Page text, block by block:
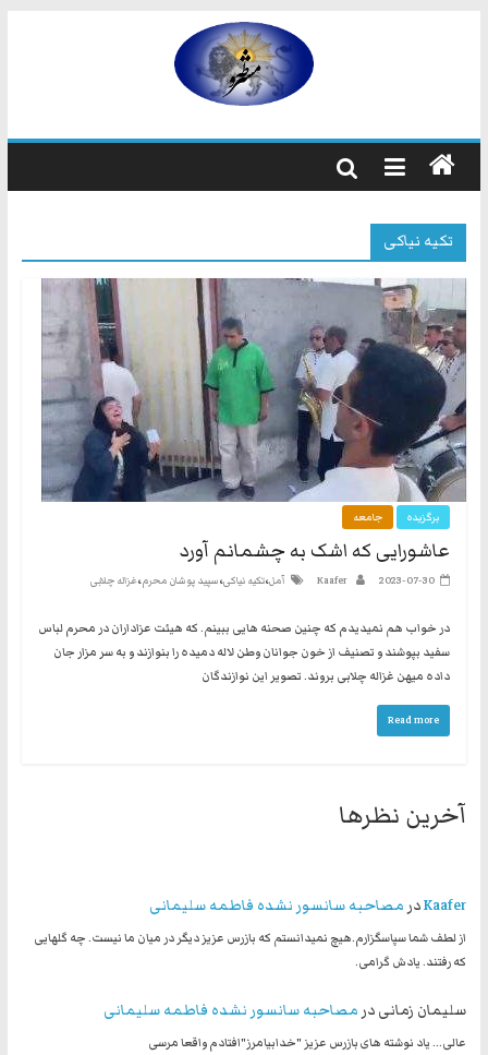
مشروطه
مشروطه
حزب
راه
شیوه
ایرانیانی
است
هم
به
استبداد
نه
و
هم
حکومت
مشروعه
تکیه نیاکی
برگزیده جامعه
عاشورایی که اشک به چشمانم آورد
2023-07-30
Kaafer آمل،تکیه نیاکی،سپید پوشان محرم،غزاله چلابی
در خواب هم نمیدیدم که چنین صحنه هایی ببینم. که هیئت عزاداران در محرم لباس
سفید بپوشند و تصنیف از خون جوانان وطن لاله دمیده را بنوازند و به سر مزار جان
داده میهن غزاله چلابی بروند. تصویر این نوازندگان
Read more
آخرین نظرها
Kaaferدر مصاحبه سانسور نشده فاطمه سلیمانی
از لطف شما سپاسگزارم.هیچ نمیدانستم که بازرس عزیز دیگر در میان ما نیست. چه گلهایی
که رفتند. یادش گرامی.
سلیمان زمانی در مصاحبه سانسور نشده فاطمه سلیمانی
عالی... یاد نوشته های بازرس عزیز "خدابیامرز"افتادم واقعا مرسی